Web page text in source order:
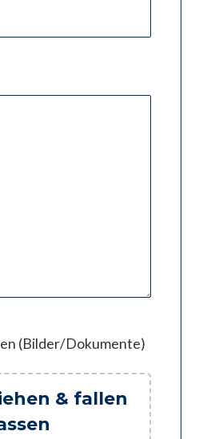
(Bilder/Dokumente)
& fallen